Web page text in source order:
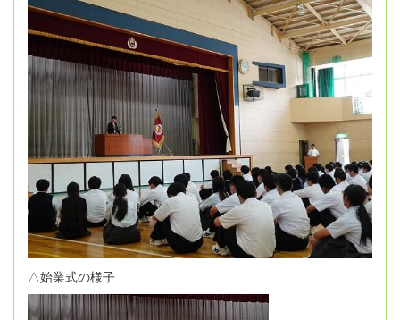
△始業式の様子